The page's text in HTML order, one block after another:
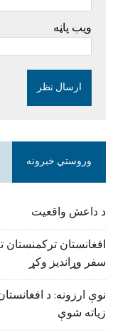
ویب پاڼه
وروستي خبرونه
د داعش واقعیت
سفر وړاندیز وکړ
زیاته شوې